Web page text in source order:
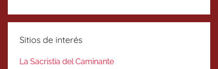
Sitios de interés
La Sacristía del Caminante